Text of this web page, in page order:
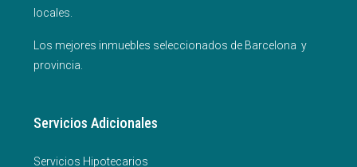
locales.
Los mejores inmuebles seleccionados de Barcelona y
provincia.
Servicios Adicionales
Servicios Hipotecarios